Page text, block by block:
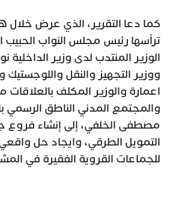
كما دعا التقرير، الذي عرض خلال
ترأسها رئيس مجلس النواب
الوزير المنتدب لدى وزير الداخلية
ووزير التجهيز والنقل واللوجستيك
اعمارة والوزير المكلف بالعلاقات
والمجتمع المدني الناطق
مصطفى الخلفي، إلى إنشاء فروع
التمويل الطرقي، وايجاد حل واقعي
للجماعات القروية الفقيرة في